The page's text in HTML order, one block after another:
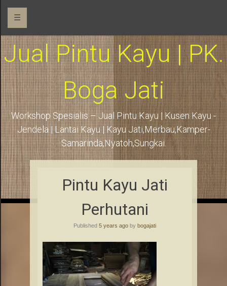
☰
Jual Pintu Kayu | PK.
Boga Jati
Workshop Spesialis – Jual Pintu Kayu | Kusen Kayu -
Jendela | Lantai Kayu | Kayu Jati,Merbau,Kamper-
Samarinda,Nyatoh,Sungkai.
Pintu Kayu Jati
Perhutani
Published 5 years ago by bogajati